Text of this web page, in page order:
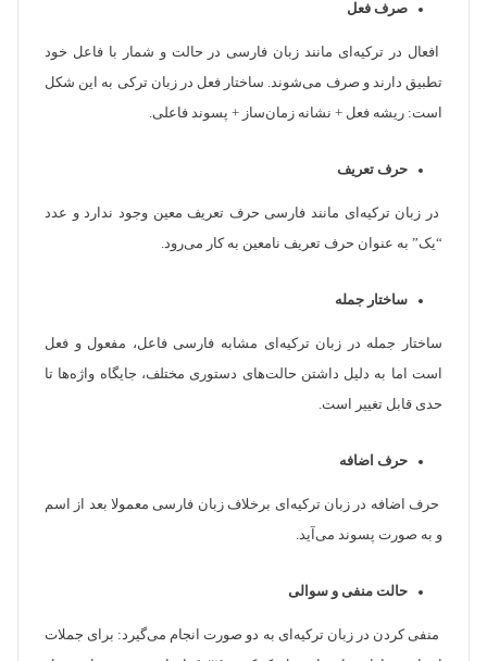
صرف فعل
افعال در ترکیه‌ای مانند زبان فارسی در حالت و شمار با فاعل خود
تطبیق دارند و صرف می‌شوند. ساختار فعل در زبان ترکی به این شکل
است: ریشه فعل + نشانه زمان‌ساز + پسوند فاعلی.
حرف تعریف
در زبان ترکیه‌ای مانند فارسی حرف تعریف معین وجود ندارد و عدد
“یک” به عنوان حرف تعریف نامعین به کار می‌رود.
ساختار جمله
ساختار جمله در زبان ترکیه‌ای مشابه فارسی فاعل، مفعول و فعل
است اما به دلیل داشتن حالت‌های دستوری مختلف، جایگاه واژه‌ها تا
حدی قابل تغییر است.
حرف اضافه
حرف اضافه در زبان ترکیه‌ای برخلاف زبان فارسی معمولا بعد از اسم
و به صورت پسوند می‌آید.
حالت منفی و سوالی
منفی کردن در زبان ترکیه‌ای به دو صورت انجام می‌گیرد: برای جملات